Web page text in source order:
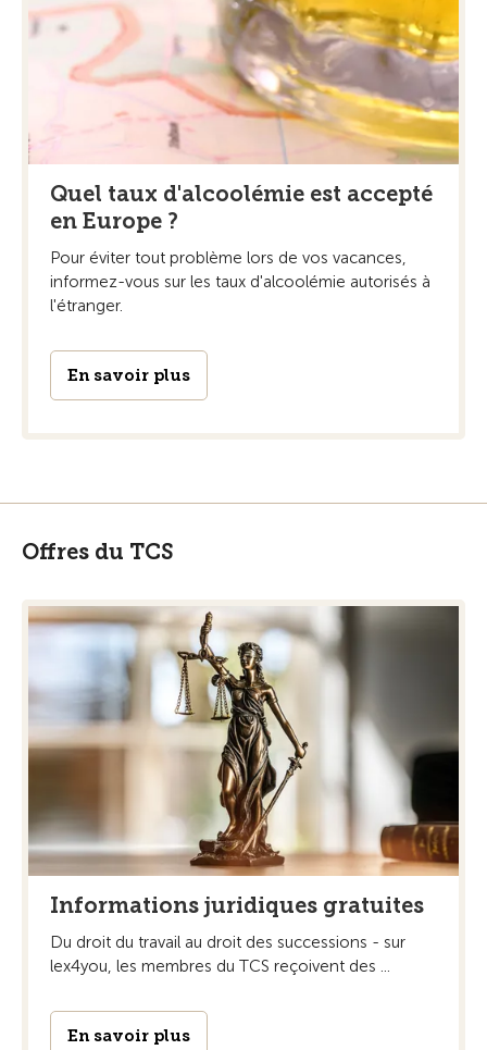
Quel taux d'alcoolémie est accepté
en Europe ?
Pour éviter tout problème lors de vos vacances,
informez-vous sur les taux d'alcoolémie autorisés à
l'étranger.
En savoir plus
Offres du TCS
Informations juridiques gratuites
Du droit du travail au droit des successions - sur
lex4you, les membres du TCS reçoivent des ...
En savoir plus